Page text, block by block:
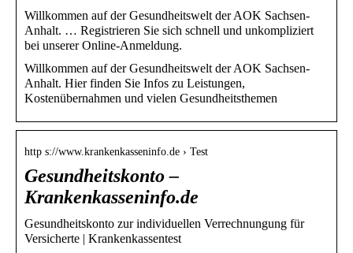
Willkommen auf der Gesundheitswelt der AOK Sachsen-
Anhalt. … Registrieren Sie sich schnell und unkompliziert
bei unserer Online-Anmeldung.
Willkommen auf der Gesundheitswelt der AOK Sachsen-
Anhalt. Hier finden Sie Infos zu Leistungen,
Kostenübernahmen und vielen Gesundheitsthemen
http s://www.krankenkasseninfo.de › Test
Gesundheitskonto –
Krankenkasseninfo.de
Gesundheitskonto zur individuellen Verrechnungung für
Versicherte | Krankenkassentest